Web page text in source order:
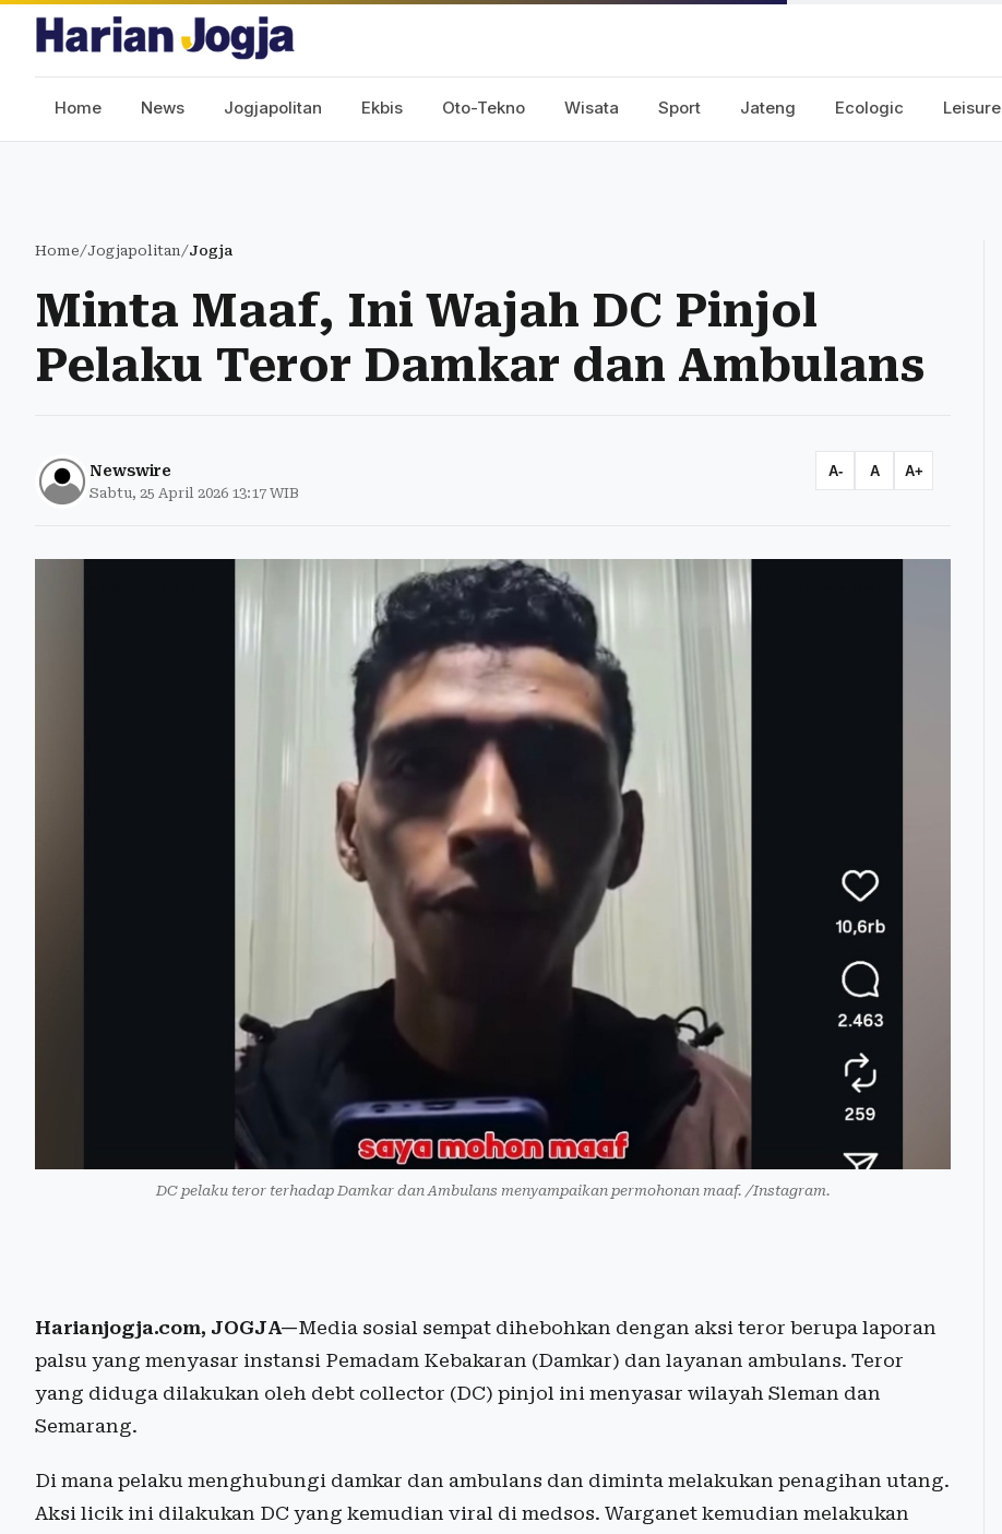
Home News Jogjapolitan Ekbis Oto-Tekno Wisata Sport Jateng Ecologic Leisure
Home/Jogjapolitan/Jogja
Minta Maaf, Ini Wajah DC Pinjol
Pelaku Teror Damkar dan Ambulans
Newswire
Sabtu, 25 April 2026 13:17 WIB
A- A A+
DC pelaku teror terhadap Damkar dan Ambulans menyampaikan permohonan maaf. /Instagram.
Harianjogja.com, JOGJA—Media sosial sempat dihebohkan dengan aksi teror berupa laporan
palsu yang menyasar instansi Pemadam Kebakaran (Damkar) dan layanan ambulans. Teror
yang diduga dilakukan oleh debt collector (DC) pinjol ini menyasar wilayah Sleman dan
Semarang.
Di mana pelaku menghubungi damkar dan ambulans dan diminta melakukan penagihan utang.
Aksi licik ini dilakukan DC yang kemudian viral di medsos. Warganet kemudian melakukan